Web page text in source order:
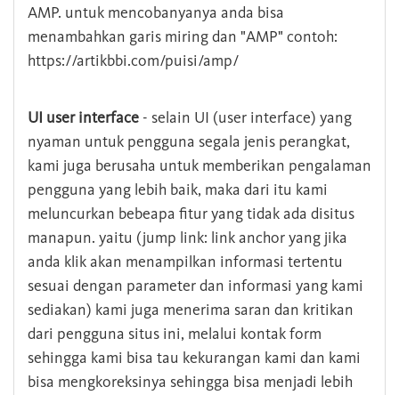
AMP. untuk mencobanyanya anda bisa
menambahkan garis miring dan "AMP" contoh:
https://artikbbi.com/puisi/amp/
UI user interface - selain UI (user interface) yang
nyaman untuk pengguna segala jenis perangkat,
kami juga berusaha untuk memberikan pengalaman
pengguna yang lebih baik, maka dari itu kami
meluncurkan bebeapa fitur yang tidak ada disitus
manapun. yaitu (jump link: link anchor yang jika
anda klik akan menampilkan informasi tertentu
sesuai dengan parameter dan informasi yang kami
sediakan) kami juga menerima saran dan kritikan
dari pengguna situs ini, melalui kontak form
sehingga kami bisa tau kekurangan kami dan kami
bisa mengkoreksinya sehingga bisa menjadi lebih